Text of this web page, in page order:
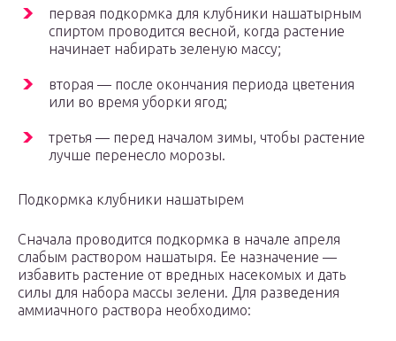
первая подкормка для клубники нашатырным
спиртом проводится весной, когда растение
начинает набирать зеленую массу;
вторая — после окончания периода цветения
или во время уборки ягод;
третья — перед началом зимы, чтобы растение
лучше перенесло морозы.
Подкормка клубники нашатырем
Сначала проводится подкормка в начале апреля
слабым раствором нашатыря. Ее назначение —
избавить растение от вредных насекомых и дать
силы для набора массы зелени. Для разведения
аммиачного раствора необходимо: